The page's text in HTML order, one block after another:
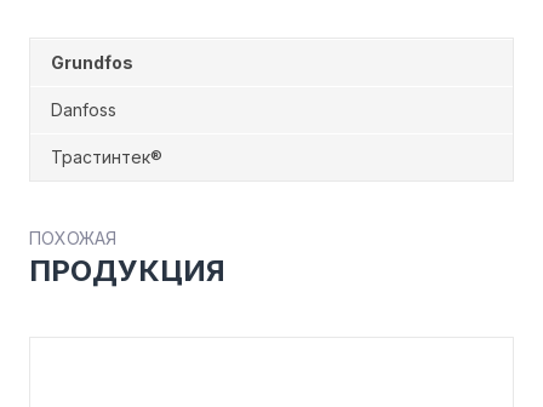
Grundfos
Danfoss
Трастинтек®
ПОХОЖАЯ
ПРОДУКЦИЯ